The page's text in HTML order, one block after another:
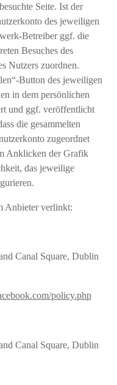
Seite. Ist der
des jeweiligen
Betreiber ggf. die
Besuches des
Nutzers zuordnen.
Button des jeweiligen
in dem persönlichen
und ggf. veröffentlicht
die gesammelten
zugeordnet
Anklicken der Grafik
das jeweilige
Anbieter verlinkt:
Canal Square, Dublin
policy.php
Canal Square, Dublin